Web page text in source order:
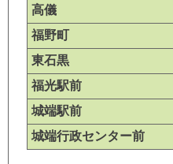
高儀
福野町
東石黒
福光駅前
城端駅前
城端行政センター前